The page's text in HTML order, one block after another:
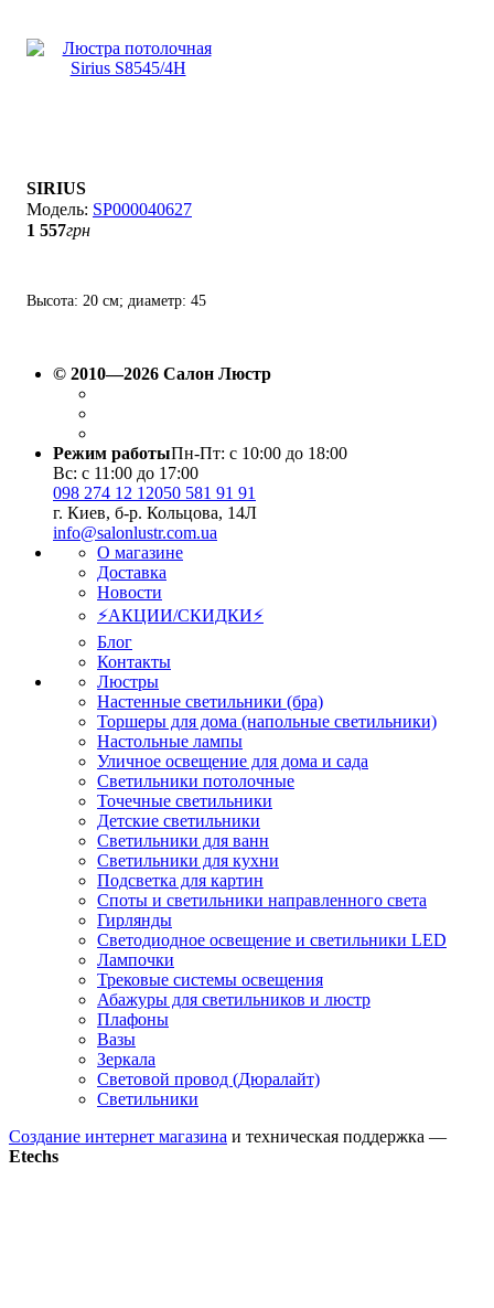
SIRIUS
SP000040627
1 557грн
Высота: 20 см; диаметр: 45
© 2010—2026 Салон Люстр
Режим работыПн-Пт: с 10:00 до 18:00
Вс: с 11:00 до 17:00
098 274 12 12050 581 91 91
г. Киев, б-р. Кольцова, 14Л
info@salonlustr.com.ua
О магазине
Доставка
Новости
⚡АКЦИИ/СКИДКИ⚡
Блог
Контакты
Люстры
Настенные светильники (бра)
Торшеры для дома (напольные светильники)
Настольные лампы
Уличное освещение для дома и сада
Светильники потолочные
Точечные светильники
Детские светильники
Светильники для ванн
Светильники для кухни
Подсветка для картин
Споты и светильники направленного света
Гирлянды
Светодиодное освещение и светильники LED
Лампочки
Трековые системы освещения
Абажуры для светильников и люстр
Плафоны
Вазы
Зеркала
Световой провод (Дюралайт)
Светильники
Создание интернет магазина и техническая поддержка —
Etechs